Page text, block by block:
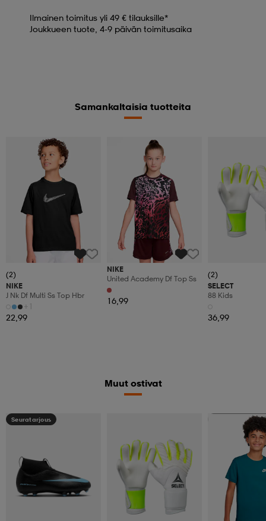
Ilmainen toimitus yli 49 € tilauksille*
Joukkueen tuote, 4-9 päivän toimitusaika
Samankaltaisia tuotteita
(2)
NIKE
J Nk Df Multi Ss Top Hbr
+1
22,99
NIKE
United Academy Df Top Ss
16,99
(2)
SELECT
88 Kids
36,99
Muut ostivat
Seuratarjous Valitse 2, maksa